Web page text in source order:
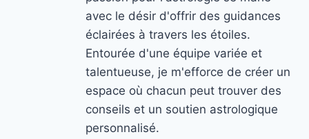
avec le désir d'offrir des guidances
éclairées à travers les étoiles.
Entourée d'une équipe variée et
talentueuse, je m'efforce de créer un
espace où chacun peut trouver des
conseils et un soutien astrologique
personnalisé.